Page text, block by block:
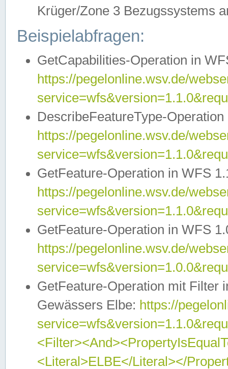
Krüger/Zone 3 Bezugssystems
Beispielabfragen:
GetCapabilities-Operation in
https://pegelonline.wsv.de/
DescribeFeatureType-
https://pegelonline.wsv.de/
GetFeature-Operation in WFS
https://pegelonline.wsv.de/
GetFeature-Operation in WFS
https://pegelonline.wsv.de/
GetFeature-Operation mit Filter
Gewässers Elbe: https://
<Literal>ELBE</Literal></